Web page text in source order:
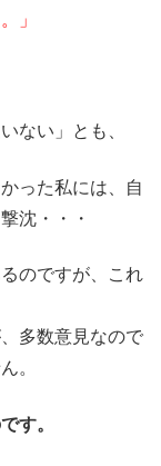
」
ない」とも、
った私には、自
沈・・・
のですが、これ
多数意見なので
。
す。